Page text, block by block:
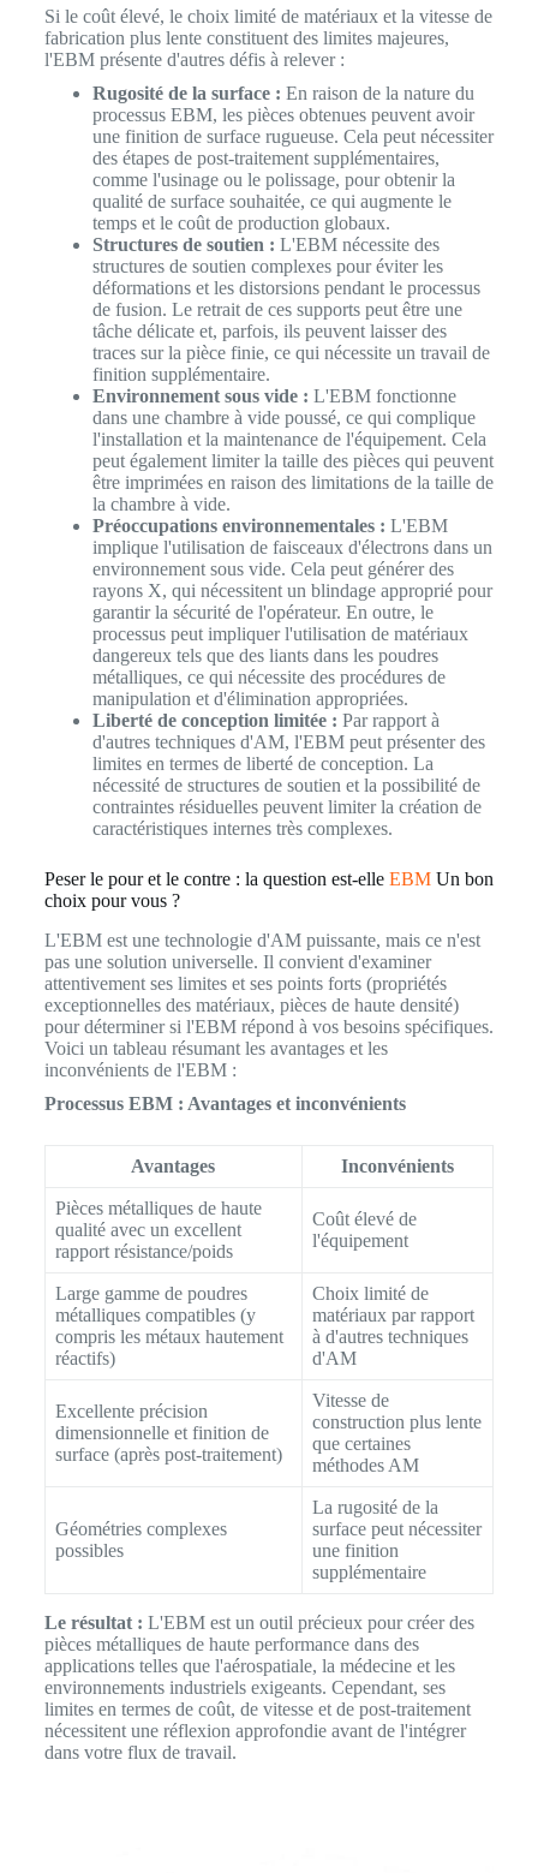
Si le coût élevé, le choix limité de matériaux et la vitesse de
fabrication plus lente constituent des limites majeures,
l'EBM présente d'autres défis à relever :
Rugosité de la surface : En raison de la nature du
processus EBM, les pièces obtenues peuvent avoir
une finition de surface rugueuse. Cela peut nécessiter
des étapes de post-traitement supplémentaires,
comme l'usinage ou le polissage, pour obtenir la
qualité de surface souhaitée, ce qui augmente le
temps et le coût de production globaux.
Structures de soutien : L'EBM nécessite des
structures de soutien complexes pour éviter les
déformations et les distorsions pendant le processus
de fusion. Le retrait de ces supports peut être une
tâche délicate et, parfois, ils peuvent laisser des
traces sur la pièce finie, ce qui nécessite un travail de
finition supplémentaire.
Environnement sous vide : L'EBM fonctionne
dans une chambre à vide poussé, ce qui complique
l'installation et la maintenance de l'équipement. Cela
peut également limiter la taille des pièces qui peuvent
être imprimées en raison des limitations de la taille de
la chambre à vide.
Préoccupations environnementales : L'EBM
implique l'utilisation de faisceaux d'électrons dans un
environnement sous vide. Cela peut générer des
rayons X, qui nécessitent un blindage approprié pour
garantir la sécurité de l'opérateur. En outre, le
processus peut impliquer l'utilisation de matériaux
dangereux tels que des liants dans les poudres
métalliques, ce qui nécessite des procédures de
manipulation et d'élimination appropriées.
Liberté de conception limitée : Par rapport à
d'autres techniques d'AM, l'EBM peut présenter des
limites en termes de liberté de conception. La
nécessité de structures de soutien et la possibilité de
contraintes résiduelles peuvent limiter la création de
caractéristiques internes très complexes.
Peser le pour et le contre : la question est-elle EBMUn bon
choix pour vous ?
L'EBM est une technologie d'AM puissante, mais ce n'est
pas une solution universelle. Il convient d'examiner
attentivement ses limites et ses points forts (propriétés
exceptionnelles des matériaux, pièces de haute densité)
pour déterminer si l'EBM répond à vos besoins spécifiques.
Voici un tableau résumant les avantages et les
inconvénients de l'EBM :
Processus EBM : Avantages et inconvénients
Avantages Inconvénients
Pièces métalliques de haute
qualité avec un excellent
rapport résistance/poids
Coût élevé de
l'équipement
Large gamme de poudres
métalliques compatibles (y
compris les métaux hautement
réactifs)
Choix limité de
matériaux par rapport
à d'autres techniques
d'AM
Excellente précision
dimensionnelle et finition de
surface (après post-traitement)
Vitesse de
construction plus lente
que certaines
méthodes AM
Géométries complexes
possibles
La rugosité de la
surface peut nécessiter
une finition
supplémentaire
Le résultat : L'EBM est un outil précieux pour créer des
pièces métalliques de haute performance dans des
applications telles que l'aérospatiale, la médecine et les
environnements industriels exigeants. Cependant, ses
limites en termes de coût, de vitesse et de post-traitement
nécessitent une réflexion approfondie avant de l'intégrer
dans votre flux de travail.